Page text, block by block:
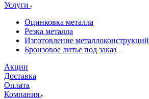
Услуги
Оцинковка металла
Резка металла
Изготовление металлоконструкций
Бронзовое литье под заказ
Акции
Доставка
Оплата
Компания